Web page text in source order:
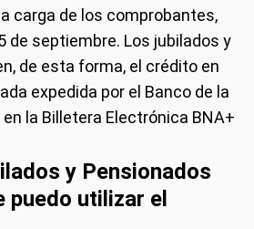
carga de los comprobantes,
de septiembre. Los jubilados y
de esta forma, el crédito en
expedida por el Banco de la
la Billetera Electrónica BNA+
y Pensionados
puedo utilizar el